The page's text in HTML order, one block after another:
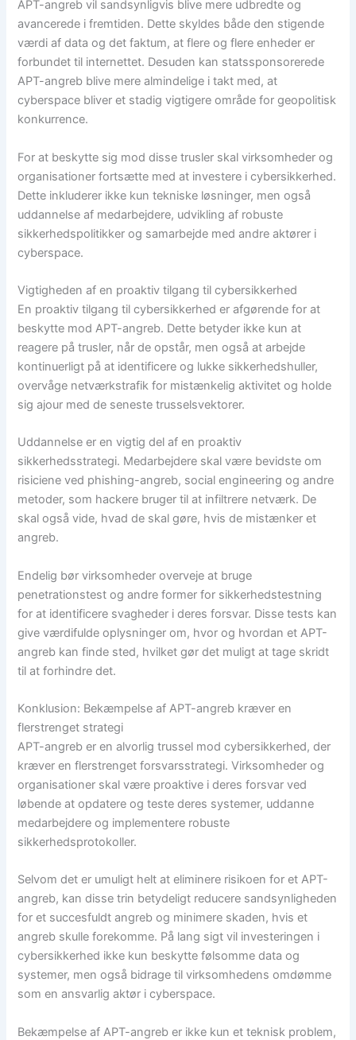
APT-angreb vil sandsynligvis blive mere udbredte og
avancerede i fremtiden. Dette skyldes både den stigende
værdi af data og det faktum, at flere og flere enheder er
forbundet til internettet. Desuden kan statssponsorerede
APT-angreb blive mere almindelige i takt med, at
cyberspace bliver et stadig vigtigere område for geopolitisk
konkurrence.
For at beskytte sig mod disse trusler skal virksomheder og
organisationer fortsætte med at investere i cybersikkerhed.
Dette inkluderer ikke kun tekniske løsninger, men også
uddannelse af medarbejdere, udvikling af robuste
sikkerhedspolitikker og samarbejde med andre aktører i
cyberspace.
Vigtigheden af en proaktiv tilgang til cybersikkerhed
En proaktiv tilgang til cybersikkerhed er afgørende for at
beskytte mod APT-angreb. Dette betyder ikke kun at
reagere på trusler, når de opstår, men også at arbejde
kontinuerligt på at identificere og lukke sikkerhedshuller,
overvåge netværkstrafik for mistænkelig aktivitet og holde
sig ajour med de seneste trusselsvektorer.
Uddannelse er en vigtig del af en proaktiv
sikkerhedsstrategi. Medarbejdere skal være bevidste om
risiciene ved phishing-angreb, social engineering og andre
metoder, som hackere bruger til at infiltrere netværk. De
skal også vide, hvad de skal gøre, hvis de mistænker et
angreb.
Endelig bør virksomheder overveje at bruge
penetrationstest og andre former for sikkerhedstestning
for at identificere svagheder i deres forsvar. Disse tests kan
give værdifulde oplysninger om, hvor og hvordan et APT-
angreb kan finde sted, hvilket gør det muligt at tage skridt
til at forhindre det.
Konklusion: Bekæmpelse af APT-angreb kræver en
flerstrenget strategi
APT-angreb er en alvorlig trussel mod cybersikkerhed, der
kræver en flerstrenget forsvarsstrategi. Virksomheder og
organisationer skal være proaktive i deres forsvar ved
løbende at opdatere og teste deres systemer, uddanne
medarbejdere og implementere robuste
sikkerhedsprotokoller.
Selvom det er umuligt helt at eliminere risikoen for et APT-
angreb, kan disse trin betydeligt reducere sandsynligheden
for et succesfuldt angreb og minimere skaden, hvis et
angreb skulle forekomme. På lang sigt vil investeringen i
cybersikkerhed ikke kun beskytte følsomme data og
systemer, men også bidrage til virksomhedens omdømme
som en ansvarlig aktør i cyberspace.
Bekæmpelse af APT-angreb er ikke kun et teknisk problem,